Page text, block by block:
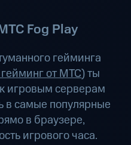
Fog Play
гейминга
от МТС) ты
игровым серверам
в самые популярные
в браузере,
игрового часа.